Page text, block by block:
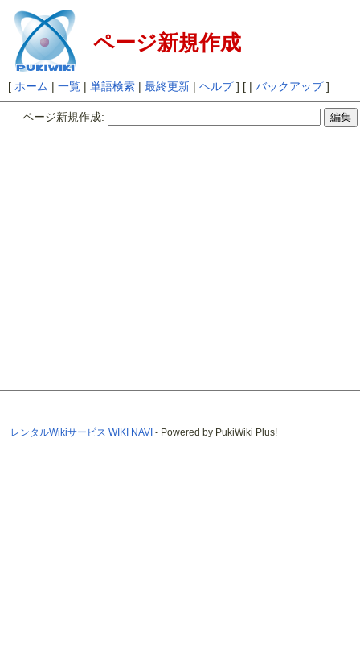
ページ新規作成
[ ホーム | 一覧| 単語検索| 最終更新| ヘルプ] [ | バックアップ]
ページ新規作成:
レンタルWikiサービス WIKI NAVI - Powered by PukiWiki Plus!